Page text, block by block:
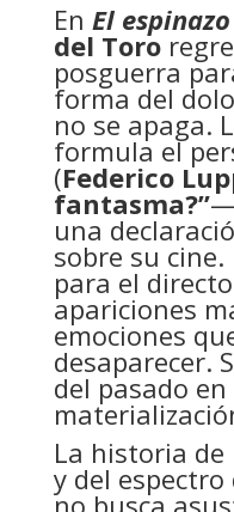
En El
del Toro
posguerra
forma del
no se apaga.
formula el
(Federico
fantasma?”—
una
sobre su
para el
apariciones
emociones
desaparecer.
del pasado
La historia
y del